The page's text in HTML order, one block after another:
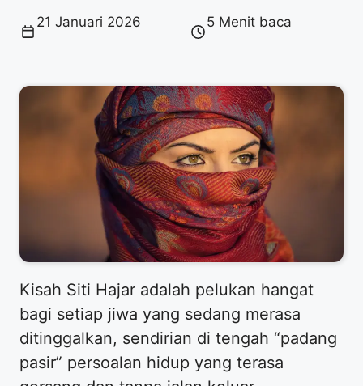
21 Januari 2026 5 Menit baca
​Kisah Siti Hajar adalah pelukan hangat
bagi setiap jiwa yang sedang merasa
ditinggalkan, sendirian di tengah “padang
pasir” persoalan hidup yang terasa